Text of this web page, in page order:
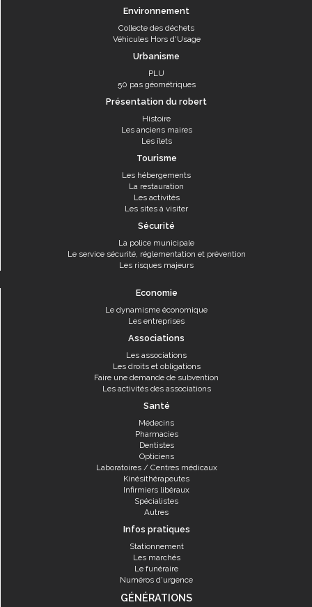
Environnement
Collecte des déchets
Véhicules Hors d'Usage
Urbanisme
PLU
50 pas géométriques
Présentation du robert
Histoire
Les anciens maires
Les îlets
Tourisme
Les hébergements
La restauration
Les activités
Les sites à visiter
Sécurité
La police municipale
Le service sécurité, réglementation et prévention
Les risques majeurs
Economie
Le dynamisme économique
Les entreprises
Associations
Les associations
Les droits et obligations
Faire une demande de subvention
Les activités des associations
Santé
Médecins
Pharmacies
Dentistes
Opticiens
Laboratoires / Centres médicaux
Kinésithérapeutes
Infirmiers libéraux
Spécialistes
Autres
Infos pratiques
Stationnement
Les marchés
Le funéraire
Numéros d'urgence
GÉNÉRATIONS